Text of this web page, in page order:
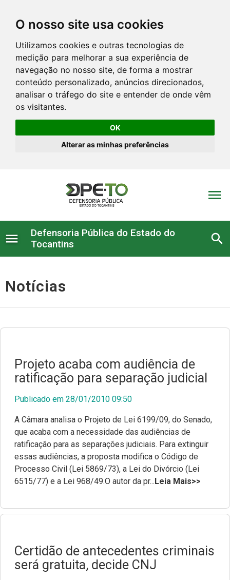
O nosso site usa cookies
Utilizamos cookies e outras tecnologias de
medição para melhorar a sua experiência de
navegação no nosso site, de forma a mostrar
conteúdo personalizado, anúncios direcionados,
analisar o tráfego do site e entender de onde vêm
os visitantes.
OK
Alterar as minhas preferências
menu
menu
Defensoria Pública do Estado do
Tocantins
search
Institucional
Serviços administrativos
Serviço Voluntário
Documentos para posse
Legislação e Atos
Conselho Superior
Resoluções
Portarias
Atendimento à imprensa
Corregedoria
Nossos Projetos
Escola Superior da Defensoria Pública (Esdep)
Notícias
Projeto acaba com audiência de
ratificação para separação judicial
Publicado em 28/01/2010 09:50
A Câmara analisa o Projeto de Lei 6199/09, do Senado,
que acaba com a necessidade das audiências de
ratificação para as separações judiciais. Para extinguir
essas audiências, a proposta modifica o Código de
Processo Civil (Lei 5869/73), a Lei do Divórcio (Lei
6515/77) e a Lei 968/49.O autor da pr...Leia Mais>>
Certidão de antecedentes criminais
será gratuita, decide CNJ